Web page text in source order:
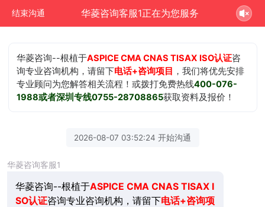
结束沟通 华菱咨询客服1正在为您服务
华菱咨询--根植于ASPICECMA CNAS TISAX ISO认证咨
询专业咨询机构，请留下电话+咨询项目 ，我们将优先安排
专业顾问为您解答相关流程！或拨打免费热线400-076-
1988或者深圳专线0755-28708865获取资料及报价！
2026-08-07 03:52:24 开始沟通
华菱咨询客服1
华菱咨询--根植于ASPICE CMA CNAS TISAX I
SO认证咨询专业咨询机构，请留下电话+咨询项